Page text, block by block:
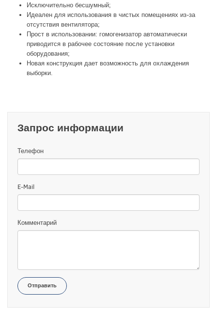
Исключительно бесшумный;
Идеален для использования в чистых помещениях из-за
отсутствия вентилятора;
Прост в использовании: гомогенизатор автоматически
приводится в рабочее состояние после установки
оборудования;
Новая конструкция дает возможность для охлаждения
выборки.
Запрос информации
Телефон
E-Mail
Комментарий
Отправить